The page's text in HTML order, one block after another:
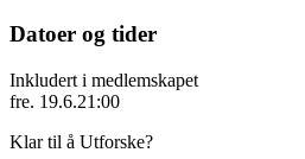
Datoer og tider
Inkludert i medlemskapet
fre. 19.6.21:00
Klar til å Utforske?